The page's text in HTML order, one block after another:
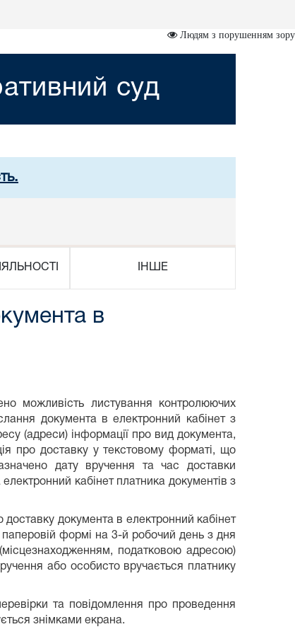
Людям з порушенням зору
суд
ІНШЕ
в
можливість листування контролюючих
документа в електронний кабінет з
(адреси) інформації про вид документа,
про доставку у текстовому форматі, що
дату вручення та час доставки
кабінет платника документів з
документа в електронний кабінет
формі на 3-й робочий день з дня
податковою адресою)
або особисто вручається платнику
та повідомлення про проведення
знімками екрана.